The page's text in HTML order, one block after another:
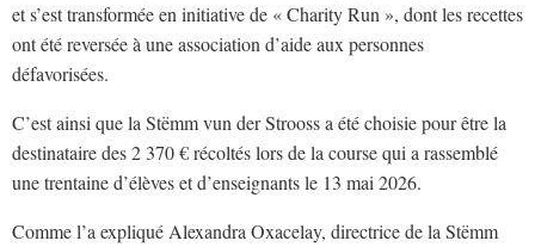
et s’est transformée en initiative de « Charity Run », dont les recettes
ont été reversée à une association d’aide aux personnes
défavorisées.
C’est ainsi que la Stëmm vun der Strooss a été choisie pour être la
destinataire des 2 370 € récoltés lors de la course qui a rassemblé
une trentaine d’élèves et d’enseignants le 13 mai 2026.
Comme l’a expliqué Alexandra Oxacelay, directrice de la Stëmm